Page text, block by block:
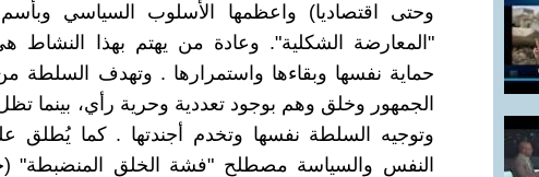
وحتى اقتصاديا) واعظمها الأسلوب السياسي
"المعارضة الشكلية". وعادة من يهتم بهذا
حماية نفسها وبقاءها واستمرارها . وتهدف
الجمهور وخلق وهم بوجود تعددية وحرية رأي، بينما
وتوجيه السلطة نفسها وتخدم أجندتها . كما
النفس والسياسة مصطلح "فشة الخلق المنضبطة"